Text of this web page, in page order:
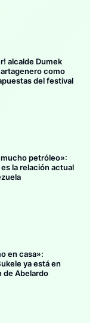
alcalde Dumek
como
del festival
petróleo»:
la relación actual
en casa»:
ya está en
de Abelardo